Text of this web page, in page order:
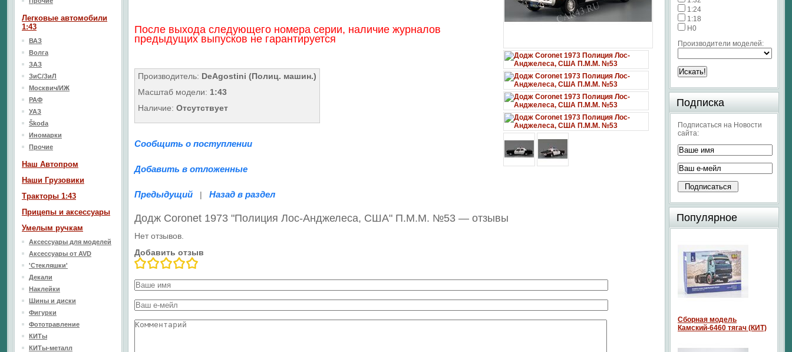
После выхода следующего номера серии, наличие журналов
предыдущих выпусков не гарантируется
Производитель: DeAgostini (Полиц. машин.)
Масштаб модели: 1:43
Наличие: Отсутствует
Сообщить о поступлении
Добавить в отложенные
Предыдущий | Назад в раздел
Додж Coronet 1973 "Полиция Лос-Анджелеса, США" П.М.М. №53 — отзывы
Нет отзывов.
Добавить отзыв
Легковые автомобили
1:43
ВАЗ
Волга
ЗАЗ
ЗиС/ЗиЛ
Москвич/ИЖ
РАФ
УАЗ
Škoda
Иномарки
Прочие
Наш Aвтопром
Наши Грузовики
Тракторы 1:43
Прицепы и аксессуары
Умелым ручкам
Аксессуары для моделей
Аксессуары от AVD
'Стекляшки'
Декали
Наклейки
Шины и диски
Фигурки
Фототравление
КИТы
КИТы-металл
1:24
1:18
H0
Производители моделей:
Подписка
Подписаться на Новости
сайта:
Популярное
Сборная модель
Камский-6460 тягач (КИТ)